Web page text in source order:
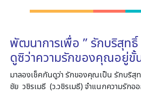
พัฒนาการเพื่อ ” รักบริสุท
ดูซิว่าความรักของคุณอยู่ขั้
มาลองเช็คกันดูว่า รักของคุณเป็น รักบริสุ
ชัย วชิรเมธี (ว.วชิรเมธี) จำแนกความรั